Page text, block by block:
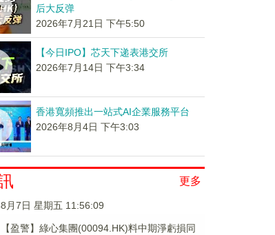
后大反弹
2026年7月21日 下午5:50
【今日IPO】芯天下递表港交所
2026年7月14日 下午3:34
香港寬頻推出一站式AI企業服務平台
2026年8月4日 下午3:03
更多
月7日 星期五 11:56:09
【盈警】綠心集團(00094.HK)料中期淨虧損同